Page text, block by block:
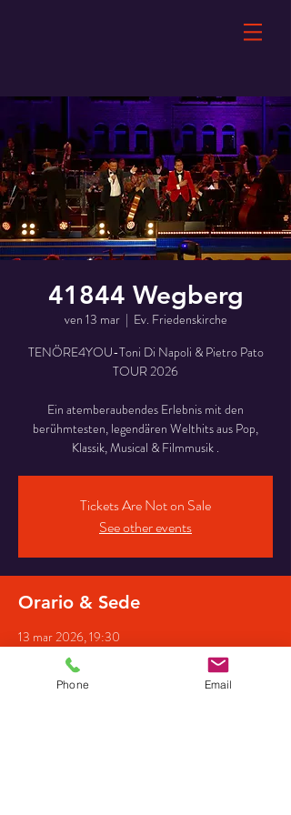
41844 Wegberg
ven 13 mar
  |
Ev. Friedenskirche
TENÖRE4YOU-Toni Di Napoli & Pietro Pato
TOUR 2026
Ein atemberaubendes Erlebnis mit den
berühmtesten, legendären Welthits aus Pop,
Klassik, Musical & Filmmusik .
Tickets Are Not on Sale
See other events
Orario & Sede
13 mar 2026, 19:30
Ev. Friedenskirche, Martin-Luther-Straße 7-11,
41844 Wegberg, Deutschland
Phone Email